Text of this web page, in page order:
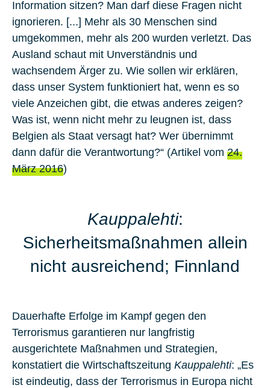
Information sitzen? Man darf diese Fragen nicht
ignorieren. [...] Mehr als 30 Menschen sind
umgekommen, mehr als 200 wurden verletzt. Das
Ausland schaut mit Unverständnis und
wachsendem Ärger zu. Wie sollen wir erklären,
dass unser System funktioniert hat, wenn es so
viele Anzeichen gibt, die etwas anderes zeigen?
Was ist, wenn nicht mehr zu leugnen ist, dass
Belgien als Staat versagt hat? Wer übernimmt
dann dafür die Verantwortung?“ (Artikel vom 24.
März 2016)
Kauppalehti:
Sicherheitsmaßnahmen allein
nicht ausreichend; Finnland
Dauerhafte Erfolge im Kampf gegen den
Terrorismus garantieren nur langfristig
ausgerichtete Maßnahmen und Strategien,
konstatiert die Wirtschaftszeitung Kauppalehti: „Es
ist eindeutig, dass der Terrorismus in Europa nicht